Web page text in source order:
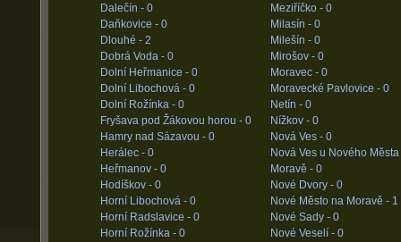
Dalečín - 0
Daňkovice - 0
Dlouhé - 2
Dobrá Voda - 0
Dolní Heřmanice - 0
Dolní Libochová - 0
Dolní Rožínka - 0
Fryšava pod Žákovou horou - 0
Hamry nad Sázavou - 0
Herálec - 0
Heřmanov - 0
Hodíškov - 0
Horní Libochová - 0
Horní Radslavice - 0
Horní Rožínka - 0
Meziříčko - 0
Milasín - 0
Milešín - 0
Mirošov - 0
Moravec - 0
Moravecké Pavlovice - 0
Netín - 0
Nížkov - 0
Nová Ves - 0
Nová Ves u Nového
Moravě - 0
Nové Dvory - 0
Nové Město na Moravě - 1
Nové Sady - 0
Nové Veselí - 0